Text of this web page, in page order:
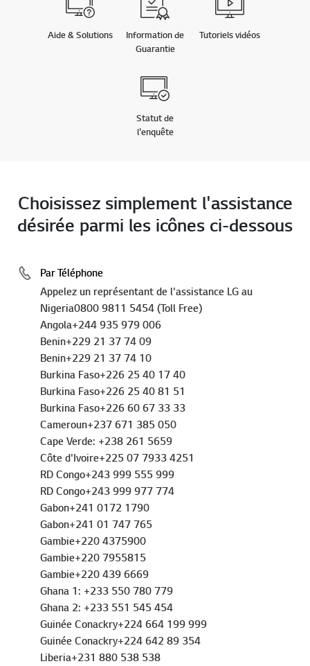
Aide & Solutions
Information de
Guarantie
Tutoriels vidéos
Statut de
l'enquête
Choisissez simplement l'assistance
désirée parmi les icônes ci-dessous
Par Téléphone
Appelez un représentant de l'assistance LG au
Nigeria0800 9811 5454 (Toll Free)
Angola+244 935 979 006
Benin+229 21 37 74 09
Benin+229 21 37 74 10
Burkina Faso+226 25 40 17 40
Burkina Faso+226 25 40 81 51
Burkina Faso+226 60 67 33 33
Cameroun+237 671 385 050
Cape Verde: +238 261 5659
Côte d'Ivoire+225 07 7933 4251
RD Congo+243 999 555 999
RD Congo+243 999 977 774
Gabon+241 0172 1790
Gabon+241 01 747 765
Gambie+220 4375900
Gambie+220 7955815
Gambie+220 439 6669
Ghana 1: +233 550 780 779
Ghana 2: +233 551 545 454
Guinée Conackry+224 664 199 999
Guinée Conackry+224 642 89 354
Liberia+231 880 538 538